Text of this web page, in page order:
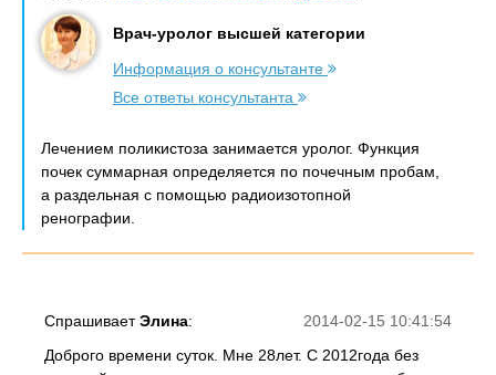
Врач-уролог высшей категории
Информация о консультанте
Все ответы консультанта
Лечением поликистоза занимается уролог. Функция
почек суммарная определяется по почечным пробам,
а раздельная с помощью радиоизотопной
ренографии.
2014-02-15 10:41:54
СпрашиваетЭлина:
Доброго времени суток. Мне 28лет. С 2012года без